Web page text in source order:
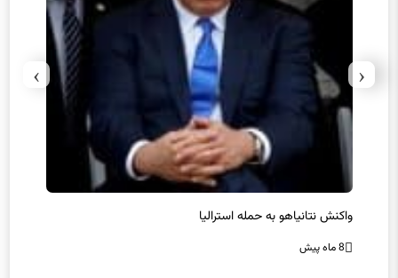
واکنش نتانیاهو به حمله استرالیا
8 ماه پیش